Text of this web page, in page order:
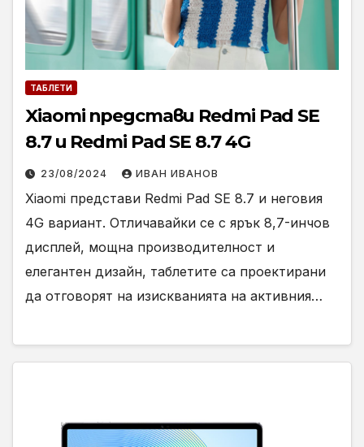
ТАБЛЕТИ
Xiaomi представи Redmi Pad SE
8.7 и Redmi Pad SE 8.7 4G
23/08/2024 ИВАН ИВАНОВ
Xiaomi представи Redmi Pad SE 8.7 и неговия
4G вариант. Отличавайки се с ярък 8,7-инчов
дисплей, мощна производителност и
елегантен дизайн, таблетите са проектирани
да отговорят на изискванията на активния…